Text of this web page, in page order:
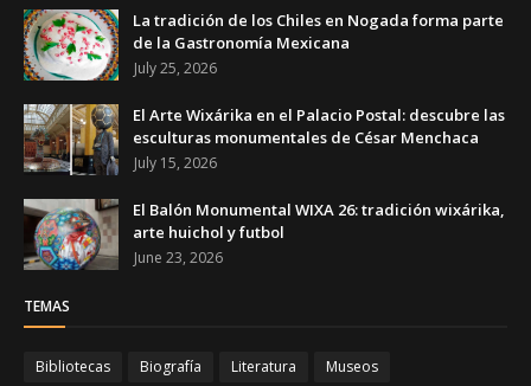
La tradición de los Chiles en Nogada forma parte
de la Gastronomía Mexicana
July 25, 2026
El Arte Wixárika en el Palacio Postal: descubre las
esculturas monumentales de César Menchaca
July 15, 2026
El Balón Monumental WIXA 26: tradición wixárika,
arte huichol y futbol
June 23, 2026
TEMAS
Bibliotecas Biografía Literatura Museos